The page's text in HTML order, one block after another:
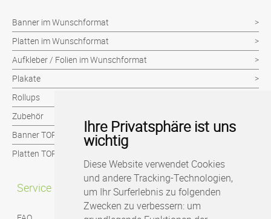
Ihre Privatsphäre ist uns
wichtig
Diese Website verwendet Cookies
und andere Tracking-Technologien,
um Ihr Surferlebnis zu folgenden
Zwecken zu verbessern: um
Banner im Wunschformat
Platten im Wunschformat
Aufkleber / Folien im Wunschformat
Plakate
Rollups
Zubehör
Banner TOP-Seller
Platten TOP-Seller
Service